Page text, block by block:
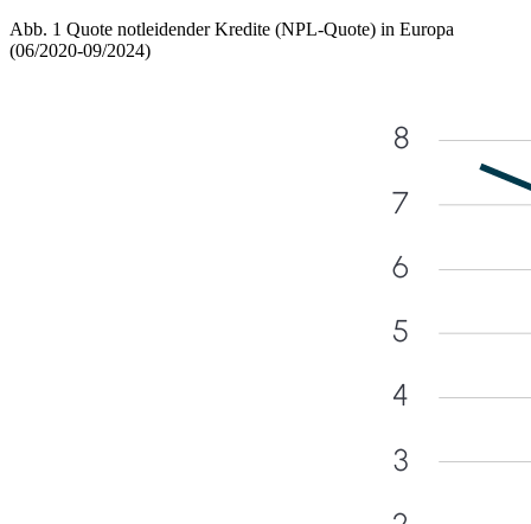
Abb. 1 Quote notleidender Kredite (NPL-Quote) in Europa
(06/2020-09/2024)